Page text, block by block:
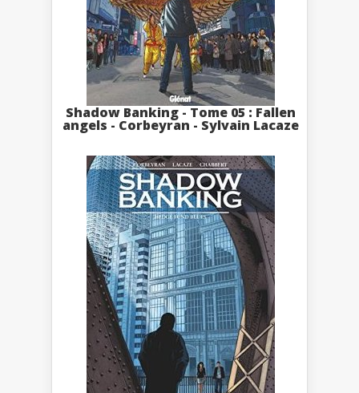
Shadow Banking - Tome 05 : Fallen
angels - Corbeyran - Sylvain Lacaze